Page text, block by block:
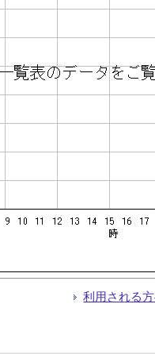
利用される